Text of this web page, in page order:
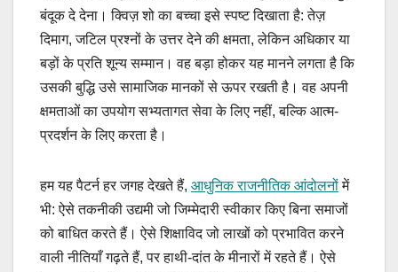
बंदूक दे देना। क्विज़ शो का बच्चा इसे स्पष्ट दिखाता है: तेज़
दिमाग, जटिल प्रश्नों के उत्तर देने की क्षमता, लेकिन अधिकार या
बड़ों के प्रति शून्य सम्मान। वह बड़ा होकर यह मानने लगता है कि
उसकी बुद्धि उसे सामाजिक मानकों से ऊपर रखती है। वह अपनी
क्षमताओं का उपयोग सभ्यतागत सेवा के लिए नहीं, बल्कि आत्म-
प्रदर्शन के लिए करता है।
हम यह पैटर्न हर जगह देखते हैं, आधुनिक राजनीतिक आंदोलनोंमें
भी: ऐसे तकनीकी उद्यमी जो जिम्मेदारी स्वीकार किए बिना समाजों
को बाधित करते हैं। ऐसे शिक्षाविद जो लाखों को प्रभावित करने
वाली नीतियाँ गढ़ते हैं, पर हाथी-दांत के मीनारों में रहते हैं। ऐसे